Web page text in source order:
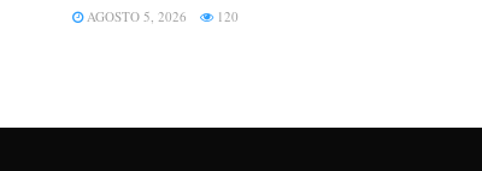
AGOSTO 5, 2026 120